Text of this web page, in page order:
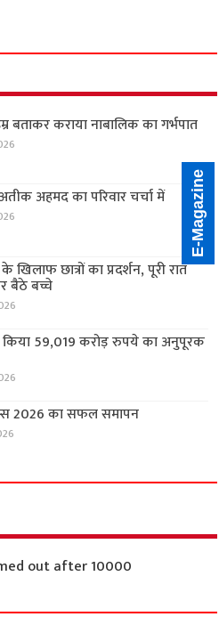
बताकर कराया नाबालिक का गर्भपात
अहमद का परिवार चर्चा में
खिलाफ छात्रों का प्रदर्शन, पूरी रात
बैठे बच्चे
59,019 करोड़ रुपये का अनुपूरक
2026 का सफल समापन
out after 10000
E-Magazine